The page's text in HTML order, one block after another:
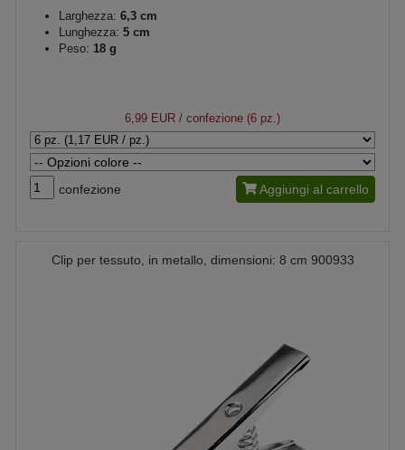
Larghezza: 6,3 cm
Lunghezza: 5 cm
Peso: 18 g
6,99 EUR / confezione (6 pz.)
confezione Aggiungi al carrello
Clip per tessuto, in metallo, dimensioni: 8 cm 900933